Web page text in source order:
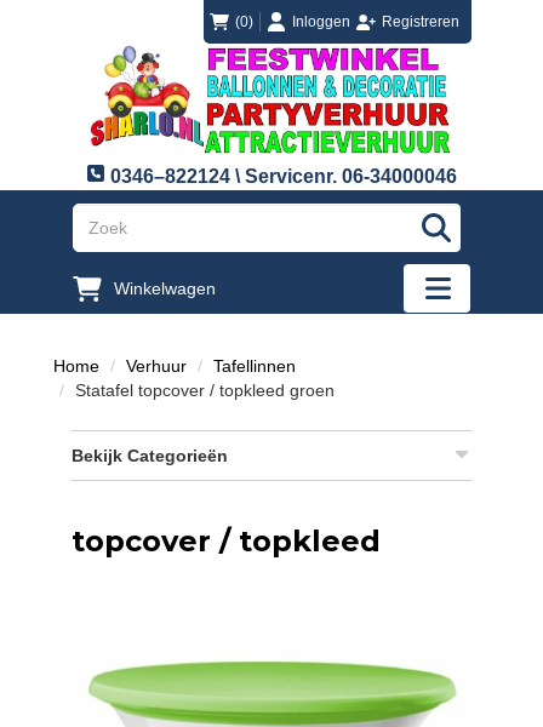
(0) loginInloggen
registreren Registreren
0346–822124 \ Servicenr. 06-34000046
"Zoeken
Winkelwagen
"Toggle
Home Verhuur
Tafellinnen
Statafel topcover / topkleed groen
Bekijk Categorieën
topcover / topkleed